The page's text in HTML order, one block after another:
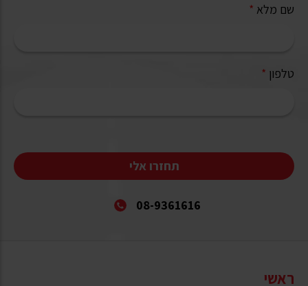
שם מלא *
טלפון *
תחזרו אלי
08-9361616
ראשי